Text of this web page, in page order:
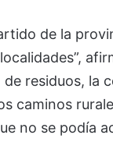
de la
residuos, la
caminos
no se podía